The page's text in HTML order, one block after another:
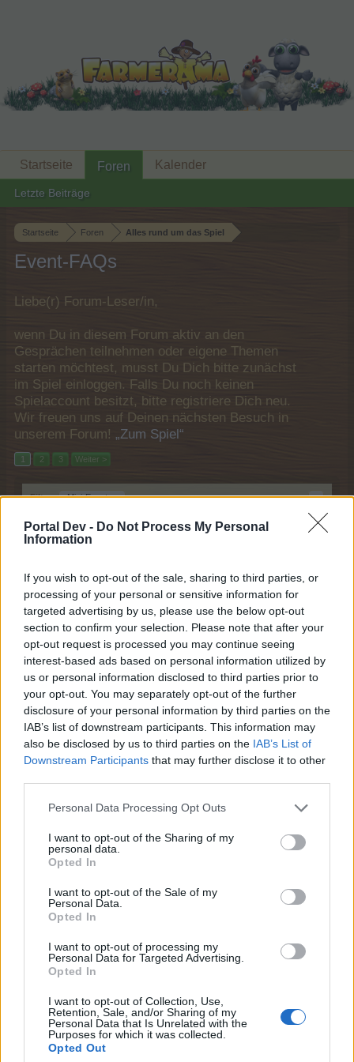
Portal Dev - Do Not Process My Personal
Information
If you wish to opt-out of the sale, sharing to third parties, or
processing of your personal or sensitive information for
targeted advertising by us, please use the below opt-out
section to confirm your selection. Please note that after your
opt-out request is processed you may continue seeing
interest-based ads based on personal information utilized by
us or personal information disclosed to third parties prior to
your opt-out. You may separately opt-out of the further
disclosure of your personal information by third parties on the
IAB’s list of downstream participants. This information may
also be disclosed by us to third parties on the IAB’s List of
Downstream Participants that may further disclose it to other
Personal Data Processing Opt Outs
I want to opt-out of the Sharing of my
personal data.
Opted In
I want to opt-out of the Sale of my
Personal Data.
Opted In
I want to opt-out of processing my
Personal Data for Targeted Advertising.
Opted In
I want to opt-out of Collection, Use,
Retention, Sale, and/or Sharing of my
Personal Data that Is Unrelated with the
Purposes for which it was collected.
Opted Out
Startseite Foren Alles rund um das Spiel
Event-FAQs
Liebe(r) Forum-Leser/in,
wenn Du in diesem Forum aktiv an den
Gesprächen teilnehmen oder eigene Themen
starten möchtest, musst Du Dich bitte zunächst
im Spiel einloggen. Falls Du noch keinen
Spielaccount besitzt, bitte registriere Dich neu.
Wir freuen uns auf Deinen nächsten Besuch in
unserem Forum! „Zum Spiel“
1 2 3 Weiter >
Filter: Mini-Event x x
Titel Letzter Beitrag ↓
Mini-Event
Mini-Event Teuflische Angebote Juli 2026
SvenBömwöllen
Antworten:
1 29 Juli 2026
Mini-Event Retro-Haustiere - Mai 2026
*Mushu*
Antworten:
0 6 Mai 2026
Mini-Event Süße Osterangebote
SvenBömwöllen
Antworten:
Mini-Event
Neues Haustier „ Piñatalama-
Hacienda“
Pfefferminz_Patty
Antworten:
0 22 Januar 2025
Mini-Event Geburtstags-Retro-Giver-Items
Antworten:
1 21 Januar 2025
Pfefferminz_Patty
Antworten:
0 5 Dezember 2024
Antworten:
2 3 November 2024
Mini-Event
Antworten:
0 30 Oktober 2024
Mini-Event
Neues Haustier „Marie
Sandermaus“-Hütte
Antworten:
0
Mini-Event
Rätselbaum Detroit und Tiki-
Rätselbaum Kauai + Quests
*Mushu*
Startseite Foren
Letzte Beiträge
Kalender